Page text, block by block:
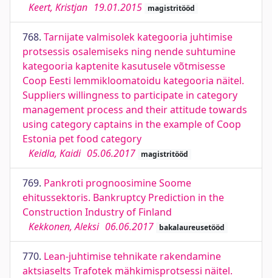
Keert, Kristjan 19.01.2015 magistritööd
768. Tarnijate valmisolek kategooria juhtimise
protsessis osalemiseks ning nende suhtumine
kategooria kaptenite kasutusele võtmisesse
Coop Eesti lemmikloomatoidu kategooria näitel.
Suppliers willingness to participate in category
management process and their attitude towards
using category captains in the example of Coop
Estonia pet food category
Keidla, Kaidi 05.06.2017 magistritööd
769. Pankroti prognoosimine Soome
ehitussektoris. Bankruptcy Prediction in the
Construction Industry of Finland
Kekkonen, Aleksi 06.06.2017 bakalaureusetööd
770. Lean-juhtimise tehnikate rakendamine
aktsiaselts Trafotek mähkimisprotsessi näitel.